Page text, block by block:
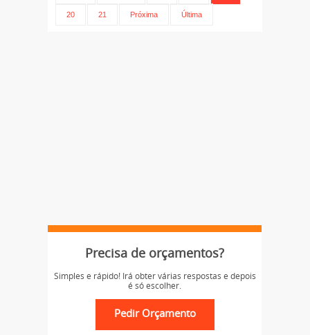
20 21 Próxima Última
Precisa de orçamentos?
Simples e rápido! Irá obter várias respostas e depois
é só escolher.